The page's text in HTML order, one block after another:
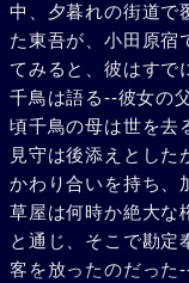
中、夕暮れの街道で
た東吾が、小田原宿
てみると、彼はすで
千鳥は語る--彼女の
頃千鳥の母は世を去
見守は後添えとした
かわり合いを持ち、
草屋は何時か絶大な
と通じ、そこで勘定
客を放ったのだった